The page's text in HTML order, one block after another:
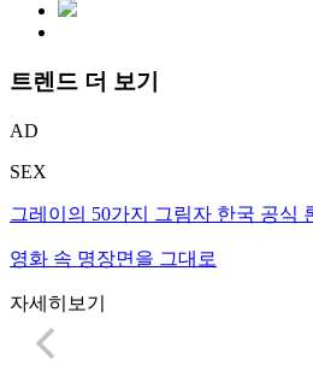
트렌드 더 보기
AD
SEX
그레이의 50가지 그림자 한국 공식
영화 속 명장면을 그대로
자세히보기